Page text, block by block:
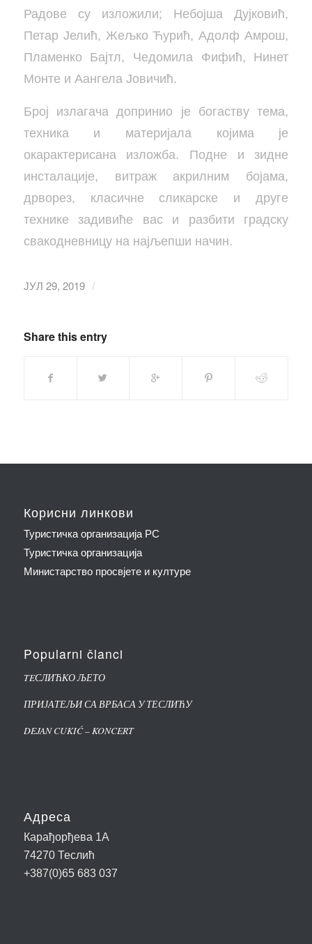
Радове су изложили; Небојша Дујковић,
Петар Јелић, Жељко Ћурић, Адолф Амрош,
Пламенко Бајтл, Чедомила Фифић, Нинет
Монте и Аангела Јовичић.
Број излагача допринио је богаству тема,
техника и материјала којима је
окарактерисана изложба. Подне и зидне
инсталације, витраж акрилним бојама,
дрворез, класичне сликарске и друге
технике задивиће вас и разбити градску
свакодневницу на најљепши начин.
ЈУЛ 29, 2019 /
Share this entry
Корисни линкови
Туристичка организација РС
Туристичка организација
Министарство просвјете и културе
Popularni članci
TEСЛИЋКО ЉЕТО
ПРИЈАТЕЉИ СА ВРБАСА У ТЕСЛИЋУ
DEJAN CUKIĆ – KONCERT
Адреса
Карађорђева 1А
74270 Теслић
+387(0)65 683 037